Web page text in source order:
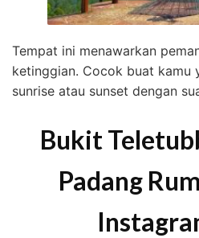
Tempat ini menawarkan
ketinggian. Cocok buat kamu
sunrise atau sunset dengan
Bukit
Padang